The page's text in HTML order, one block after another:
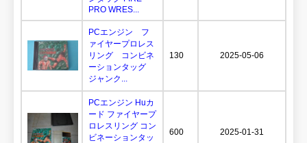
PRO WRES...
PCエンジン フ
ァイヤープロレス
リング コンビネ
ーションタッグ
ジャンク...
130 2025-05-06
PCエンジン Huカ
ード ファイヤープ
ロレスリング コン
ビネーションタッ
600 2025-01-31